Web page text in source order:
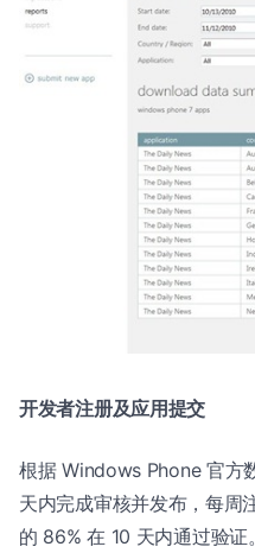
开发者注册及应用提交
根据 Windows Phone 官方
天内完成审核并发布，每周
的 86% 在 10 天内通过验证。